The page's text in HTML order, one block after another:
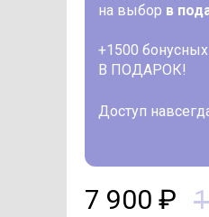
7 900 ₽
+1500
В ПОДАРОК!
на выбор в
Доступ